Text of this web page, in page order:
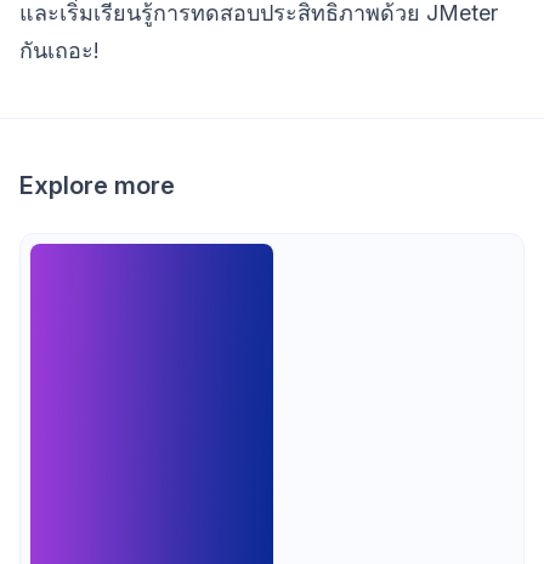
และเริ่มเรียนรู้การทดสอบประสิทธิภาพด้วย JMeter
กันเถอะ!
Explore more